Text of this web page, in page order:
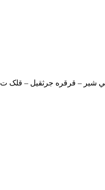
شير – قرقره جرثقيل – قلک ت